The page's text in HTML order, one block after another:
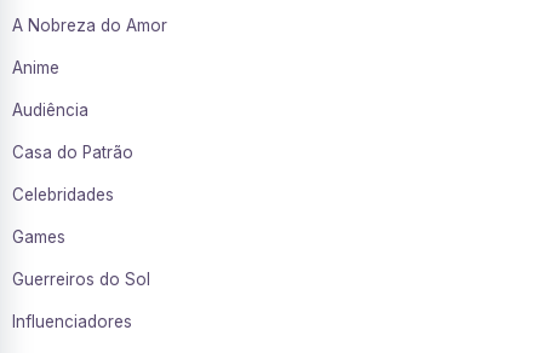
A Nobreza do Amor
Anime
Audiência
Casa do Patrão
Celebridades
Games
Guerreiros do Sol
Influenciadores